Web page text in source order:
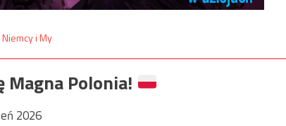
Magna Polonia!
2026